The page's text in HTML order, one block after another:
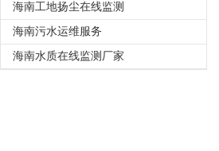
海南工地扬尘在线监测
海南污水运维服务
海南水质在线监测厂家